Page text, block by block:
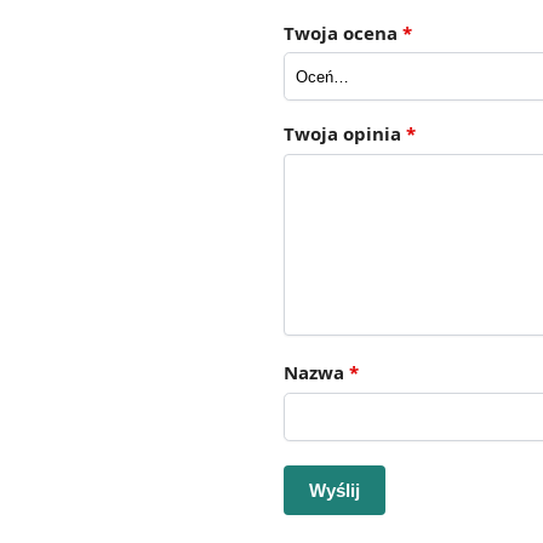
Twoja ocena *
Twoja opinia *
Nazwa *